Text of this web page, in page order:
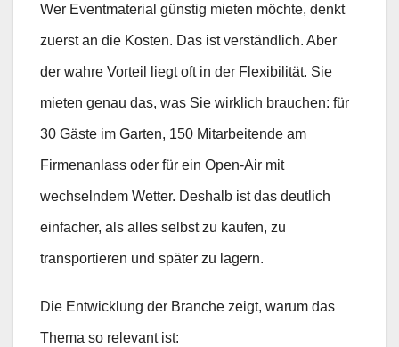
Wer Eventmaterial günstig mieten möchte, denkt
zuerst an die Kosten. Das ist verständlich. Aber
der wahre Vorteil liegt oft in der Flexibilität. Sie
mieten genau das, was Sie wirklich brauchen: für
30 Gäste im Garten, 150 Mitarbeitende am
Firmenanlass oder für ein Open-Air mit
wechselndem Wetter. Deshalb ist das deutlich
einfacher, als alles selbst zu kaufen, zu
transportieren und später zu lagern.
Die Entwicklung der Branche zeigt, warum das
Thema so relevant ist: